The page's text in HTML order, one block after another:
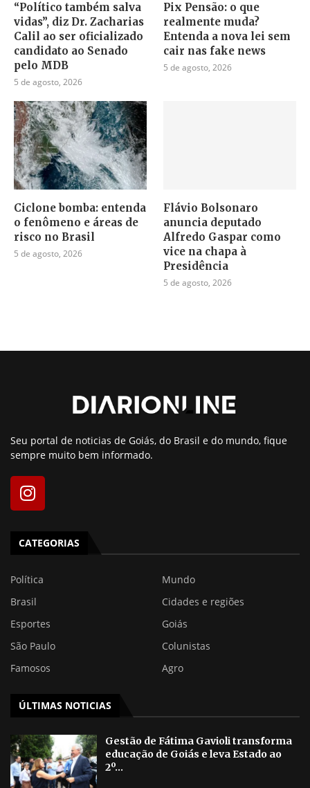
“Político também salva
vidas”, diz Dr. Zacharias
Calil ao ser oficializado
candidato ao Senado
pelo MDB
5 de agosto, 2026
Pix Pensão: o que
realmente muda?
Entenda a nova lei sem
cair nas fake news
5 de agosto, 2026
Ciclone bomba: entenda
o fenômeno e áreas de
risco no Brasil
5 de agosto, 2026
Flávio Bolsonaro
anuncia deputado
Alfredo Gaspar como
vice na chapa à
Presidência
5 de agosto, 2026
Seu portal de noticias de Goiás, do Brasil e do mundo, fique
sempre muito bem informado.
CATEGORIAS
Política
Mundo
Brasil
Cidades e regiões
Esportes
Goiás
São Paulo
Colunistas
Famosos
Agro
ÚLTIMAS NOTICIAS
Gestão de Fátima Gavioli transforma
educação de Goiás e leva Estado ao
2º...